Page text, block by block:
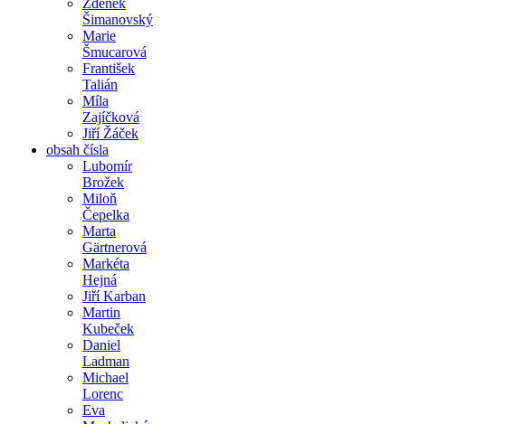
Šimanovský
Marie
Šmucarová
František
Talián
Míla
Zajíčková
Jiří Žáček
obsah čísla
Lubomír
Brožek
Miloň
Čepelka
Marta
Gärtnerová
Markéta
Hejná
Jiří Karban
Martin
Kubeček
Daniel
Ladman
Michael
Lorenc
Eva